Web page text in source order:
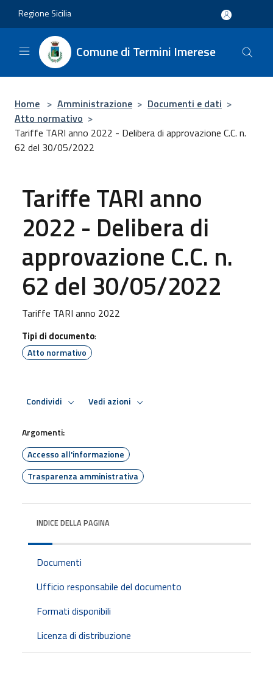
Regione Sicilia
Comune di Termini Imerese
Home > Amministrazione > Documenti e dati >
Atto normativo >
Tariffe TARI anno 2022 - Delibera di approvazione C.C. n.
62 del 30/05/2022
Tariffe TARI anno
2022 - Delibera di
approvazione C.C. n.
62 del 30/05/2022
Tariffe TARI anno 2022
Tipi di documento:
Atto normativo
Condividi Vedi azioni
Argomenti:
Accesso all'informazione
Trasparenza amministrativa
INDICE DELLA PAGINA
Documenti
Ufficio responsabile del documento
Formati disponibili
Licenza di distribuzione